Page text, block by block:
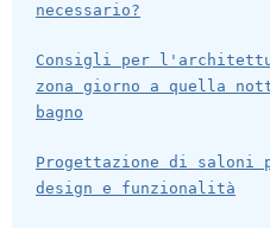
necessario?
Consigli per
zona giorno a quella
bagno
Progettazione di
design e funzionalità